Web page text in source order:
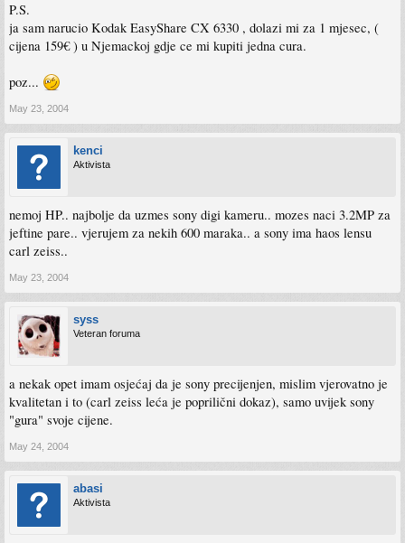
P.S.
ja sam narucio Kodak EasyShare CX 6330 , dolazi mi za 1 mjesec, (
cijena 159€ ) u Njemackoj gdje ce mi kupiti jedna cura.
poz...
May 23, 2004
kenci
Aktivista
nemoj HP.. najbolje da uzmes sony digi kameru.. mozes naci 3.2MP za
jeftine pare.. vjerujem za nekih 600 maraka.. a sony ima haos lensu
carl zeiss..
May 23, 2004
syss
Veteran foruma
a nekak opet imam osjećaj da je sony precijenjen, mislim vjerovatno je
kvalitetan i to (carl zeiss leća je poprilični dokaz), samo uvijek sony
"gura" svoje cijene.
May 24, 2004
abasi
Aktivista